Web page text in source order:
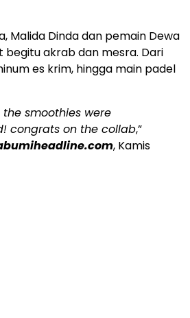
Malida Dinda dan pemain Dewa
begitu akrab dan mesra. Dari
es krim, hingga main padel
smoothies were
congrats on the collab,”
, Kamis